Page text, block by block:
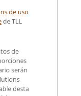
de uso
de TLL
de
serán
desta